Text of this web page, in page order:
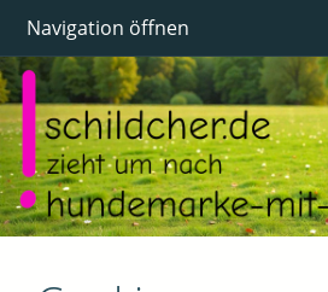
Navigation öffnen